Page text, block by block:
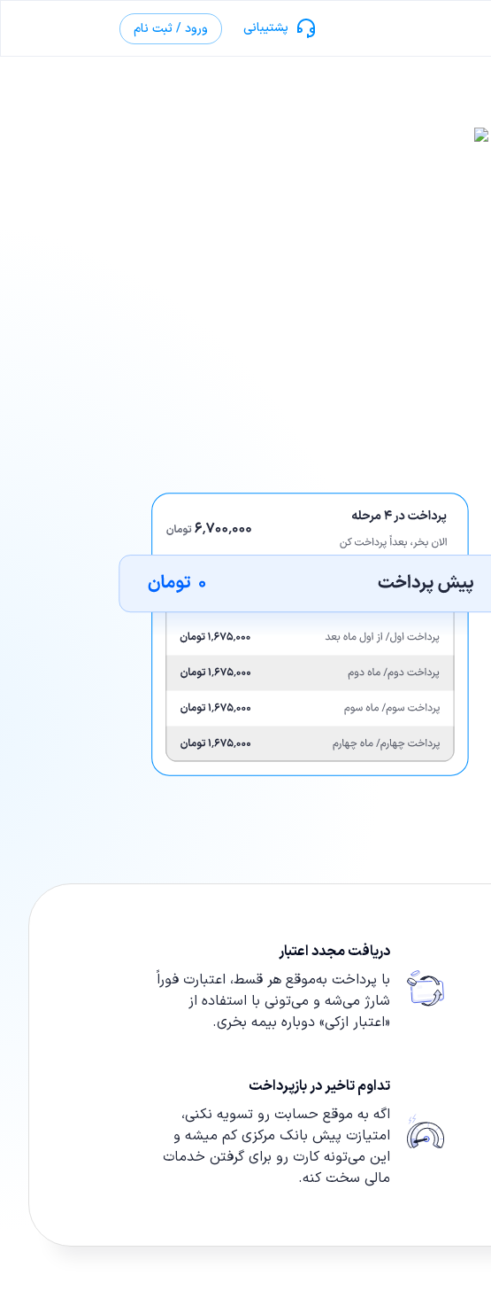
پشتیبانی ورود / ثبت نام
دریافت مجدد اعتبار
با پرداخت به‌موقع هر قسط، اعتبارت فوراً
شارژ می‌شه و می‌تونی با استفاده از
«اعتبار ازکی» دوباره بیمه بخری.
تداوم تاخیر در بازپرداخت
اگه به موقع حسابت رو تسویه نکنی،
امتیازت پیش بانک مرکزی کم میشه و
این می‌تونه کارت رو برای گرفتن خدمات
مالی سخت کنه.